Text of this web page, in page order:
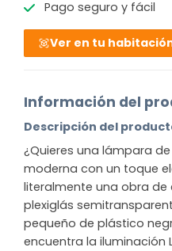
Pago seguro y fácil
Ver en tu
Información del
Descripción del
¿Quieres una lámpara
moderna con un toque
literalmente una obra de
plexiglás
pequeño de plástico
encuentra la iluminación